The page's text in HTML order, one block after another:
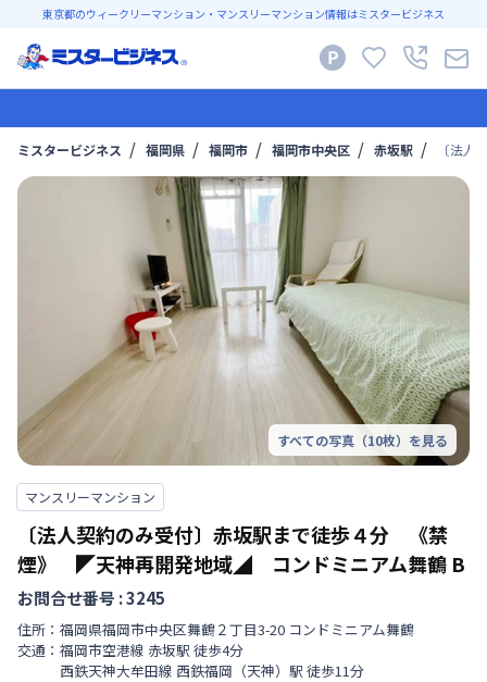
東京都のウィークリーマンション・マンスリーマンション情報はミスタービジネス
ミスタービジネス 福岡県 福岡市 福岡市中央区 赤坂駅 〔法
すべての写真（10枚）を見る
マンスリーマンション
〔法人契約のみ受付〕赤坂駅まで徒歩４分 《禁
煙》 ◤天神再開発地域◢ コンドミニアム舞鶴 B
お問合せ番号 :3245
住所： 福岡県福岡市中央区舞鶴２丁目3-20 コンドミニアム舞鶴
交通： 福岡市空港線 赤坂駅 徒歩4分
西鉄天神大牟田線 西鉄福岡（天神）駅 徒歩11分